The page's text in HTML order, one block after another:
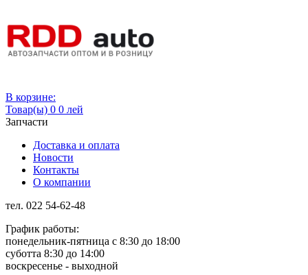
В корзине:
Товар(ы) 0 0 лей
Запчасти
Доставка и оплата
Новости
Контакты
О компании
тел. 022 54-62-48
График работы:
понедельник-пятница с 8:30 до 18:00
суботта 8:30 до 14:00
воскресенье - выходной